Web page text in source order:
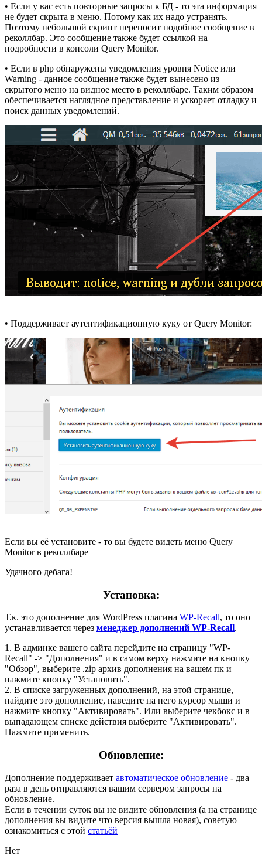
• Если у вас есть повторные запросы к БД - то эта информация
не будет скрыта в меню. Потому как их надо устранять.
Поэтому небольшой скрипт переносит подобное сообщение в
реколлбар. Это сообщение также будет ссылкой на
подробности в консоли Query Monitor.
• Если в php обнаружены уведомления уровня Notice или
Warning - данное сообщение также будет вынесено из
скрытого меню на видное место в реколлбаре. Таким образом
обеспечивается наглядное представление и ускоряет отладку и
поиск данных уведомлений.
• Поддерживает аутентификационную куку от Query Monitor:
Если вы её установите - то вы будете видеть меню Query
Monitor в реколлбаре
Удачного дебага!
Установка:
Т.к. это дополнение для WordPress плагина WP-Recall, то оно
устанавливается через менеджер дополнений WP-Recall.
1. В админке вашего сайта перейдите на страницу "WP-
Recall" -> "Дополнения" и в самом верху нажмите на кнопку
"Обзор", выберите .zip архив дополнения на вашем пк и
нажмите кнопку "Установить".
2. В списке загруженных дополнений, на этой странице,
найдите это дополнение, наведите на него курсор мыши и
нажмите кнопку "Активировать". Или выберите чекбокс и в
выпадающем списке действия выберите "Активировать".
Нажмите применить.
Обновление:
Дополнение поддерживает автоматическое обновление - два
раза в день отправляются вашим сервером запросы на
обновление.
Если в течении суток вы не видите обновления (а на странице
дополнения вы видите что версия вышла новая), советую
ознакомиться с этой статьёй
Нет